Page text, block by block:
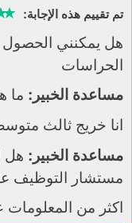
تم تقييم هذه الإجابة:
هل يمكنني الحصول
الحراسات
مساعدة الخبير: ما
انا خريج ثالث
مساعدة الخبير: هل
مستشار التوظيف
اكثر من المعلومات